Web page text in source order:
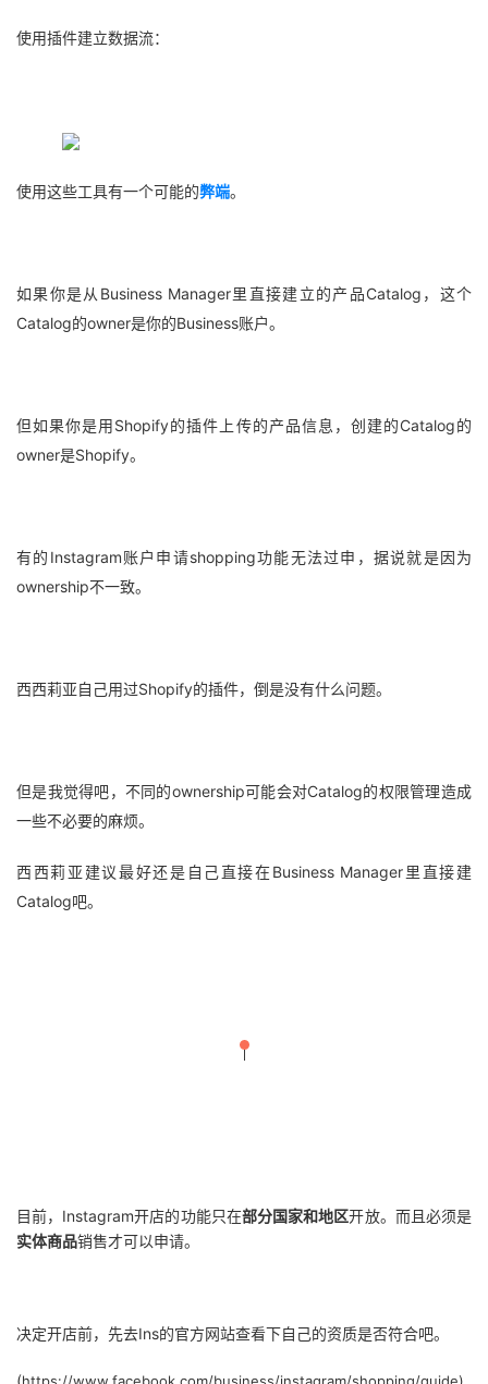
使用插件建立数据流：
使用这些工具有一个可能的弊端。
如果你是从Business Manager里直接建立的产品Catalog，这个
Catalog的owner是你的Business账户。
但如果你是用Shopify的插件上传的产品信息，创建的Catalog的
owner是Shopify。
有的Instagram账户申请shopping功能无法过申，据说就是因为
ownership不一致。
西西莉亚自己用过Shopify的插件，倒是没有什么问题。
但是我觉得吧，不同的ownership可能会对Catalog的权限管理造成
一些不必要的麻烦。
西西莉亚建议最好还是自己直接在Business Manager里直接建
Catalog吧。
目前，Instagram开店的功能只在部分国家和地区开放。而且必须是
实体商品销售才可以申请。
决定开店前，先去Ins的官方网站查看下自己的资质是否符合吧。
(